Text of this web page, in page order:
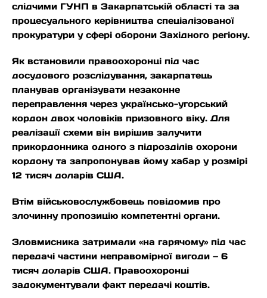
слідчими ГУНП в Закарпатській області та за
процесуального керівництва спеціалізованої
прокуратури у сфері оборони Західного регіону.
Як встановили правоохоронці під час
досудового розслідування, закарпатець
планував організувати незаконне
переправлення через українсько-угорський
кордон двох чоловіків призовного віку. Для
реалізації схеми він вирішив залучити
прикордонника одного з підрозділів охорони
кордону та запропонував йому хабар у розмірі
12 тисяч доларів США.
Втім військовослужбовець повідомив про
злочинну пропозицію компетентні органи.
Зловмисника затримали «на гарячому» під час
передачі частини неправомірної вигоди — 6
тисяч доларів США. Правоохоронці
задокументували факт передачі коштів.